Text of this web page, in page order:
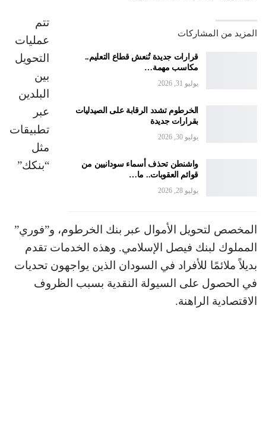
المزيد من المشاركات
قرارات جديدة تُنعش قطاع التعليم..
مكاسب مهمة…
يوليو 31, 2026
الخرطوم تشدد الرقابة على الصيدليات
بقرارات جديدة
يوليو 30, 2026
واشنطن تحذف أسماء سودانيين من
قوائم العقوبات.. ما…
يوليو 28, 2026
تتم
عمليات
التحويل
بين
البلدين
عبر
تطبيقات
مثل
“بنكك”
المخصص لتحويل الأموال عبر بنك الخرطوم، و”فوري”
المملوك لبنك فيصل الإسلامي. وهذه الخدمات تقدم
بديلاً ملائمًا للأفراد في السودان الذين يواجهون تحديات
في الحصول على السيولة النقدية بسبب الظروف
الاقتصادية الراهنة.